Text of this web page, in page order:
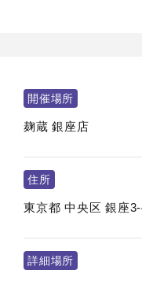
開催場所
麹蔵 銀座店
住所
東京都 中央区 銀座
詳細場所